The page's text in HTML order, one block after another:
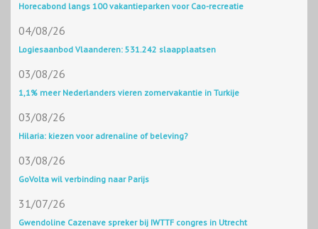
Horecabond langs 100 vakantieparken voor Cao-recreatie
04/08/26
Logiesaanbod Vlaanderen: 531.242 slaapplaatsen
03/08/26
1,1% meer Nederlanders vieren zomervakantie in Turkije
03/08/26
Hilaria: kiezen voor adrenaline of beleving?
03/08/26
GoVolta wil verbinding naar Parijs
31/07/26
Gwendoline Cazenave spreker bij IWTTF congres in Utrecht